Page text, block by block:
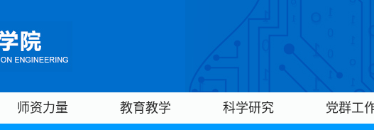
师资力量 教育教学 科学研究 党群工